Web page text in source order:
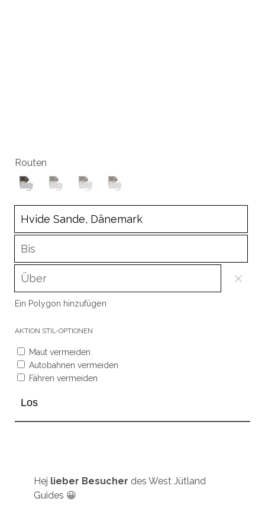
Routen
Ein Polygon hinzufügen
AKTION STIL-OPTIONEN
Maut vermeiden
Autobahnen vermeiden
Fähren vermeiden
Hej lieber Besucher des West Jütland
Guides 😀